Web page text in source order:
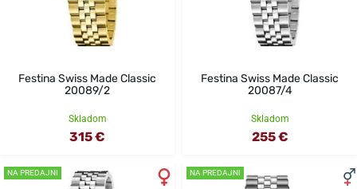
Festina Swiss Made Classic
20089/2
Skladom
315 €
Festina Swiss Made Classic
20087/4
Skladom
255 €
NA PREDAJNI NA PREDAJNI